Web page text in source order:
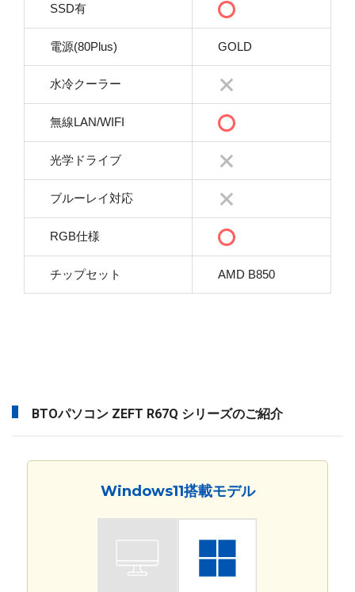
SSD有
電源(80Plus) GOLD
水冷クーラー
無線LAN/WIFI
光学ドライブ
ブルーレイ対応
RGB仕様
チップセット AMD B850
BTOパソコン ZEFT R67Q シリーズのご紹介
Windows11搭載モデル